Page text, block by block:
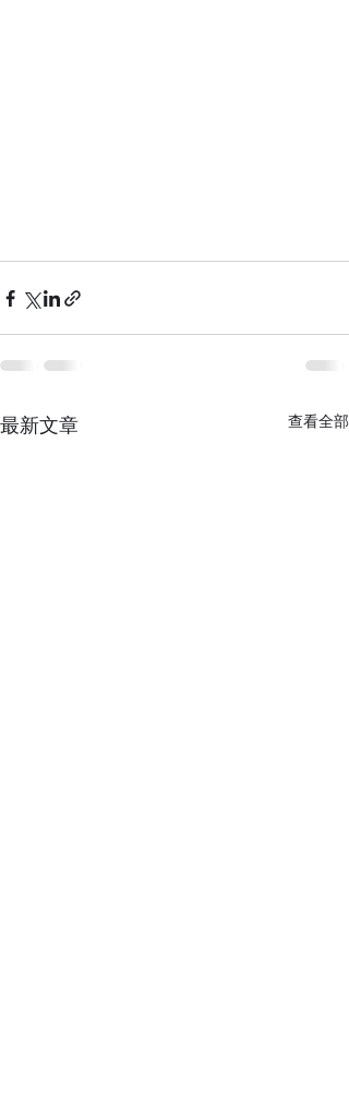
最新文章 查看全部